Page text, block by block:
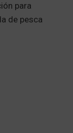
para
de pesca